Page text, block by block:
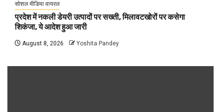
सोशल मीडिया वायरल
प्रदेश में नकली डेयरी उत्पादों पर सख्ती, मिलावटखोरों पर कसेगा
शिकंजा, ये आदेश हुआ जारी
August 8, 2026 Yoshita Pandey